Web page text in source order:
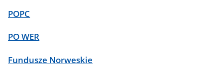
POPC
PO WER
Fundusze Norweskie